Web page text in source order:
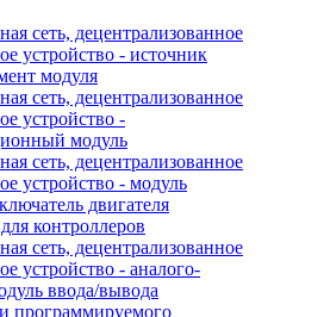
сеть, децентрализованное
устройство - источник
модуля
сеть, децентрализованное
устройство -
модуль
сеть, децентрализованное
устройство - модуль
двигателя
контроллеров
сеть, децентрализованное
устройство - аналого-
ввода/вывода
программируемого